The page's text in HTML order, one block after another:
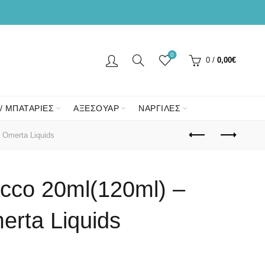
0
0 / 0,00€
ΜΠΑΤΑΡΙΕΣ ΑΞΕΣΟΥΑΡ ΝΑΡΓΙΛΕΣ
Liquids
20ml(120ml) –
Liquids